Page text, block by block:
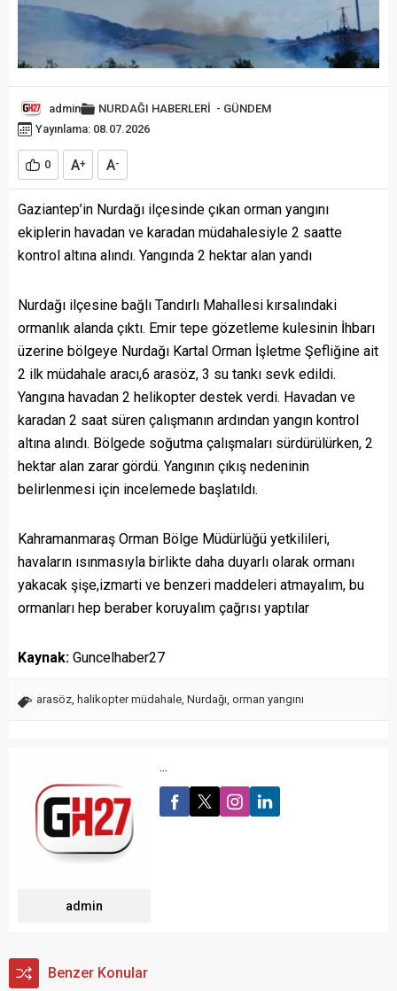
admin NURDAĞI HABERLERİ - GÜNDEM
Yayınlama: 08.07.2026
0 A+ A-
Gaziantep’in Nurdağı ilçesinde çıkan orman yangını
ekiplerin havadan ve karadan müdahalesiyle 2 saatte
kontrol altına alındı. Yangında 2 hektar alan yandı
Nurdağı ilçesine bağlı Tandırlı Mahallesi kırsalındaki
ormanlık alanda çıktı. Emir tepe gözetleme kulesinin İhbarı
üzerine bölgeye Nurdağı Kartal Orman İşletme Şefliğine ait
2 ilk müdahale aracı,6 arasöz, 3 su tankı sevk edildi.
Yangına havadan 2 helikopter destek verdi. Havadan ve
karadan 2 saat süren çalışmanın ardından yangın kontrol
altına alındı. Bölgede soğutma çalışmaları sürdürülürken, 2
hektar alan zarar gördü. Yangının çıkış nedeninin
belirlenmesi için incelemede başlatıldı.
Kahramanmaraş Orman Bölge Müdürlüğü yetkilileri,
havaların ısınmasıyla birlikte daha duyarlı olarak ormanı
yakacak şişe,izmarti ve benzeri maddeleri atmayalım, bu
ormanları hep beraber koruyalım çağrısı yaptılar
Kaynak: Guncelhaber27
arasöz halikopter müdahale Nurdağı orman yangını
admin
...
Benzer Konular